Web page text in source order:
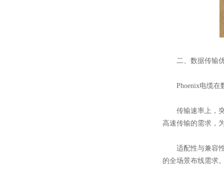
二、数据传输优
Phoenix电缆在数
传输速率上，突
高速传输的需求，
适配性与兼容性
的全场景布线需求